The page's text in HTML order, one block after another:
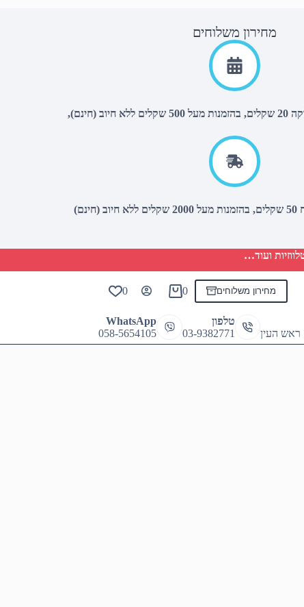
מחירון משלוחים
(חינם),
ועוד…
מחירון משלוחים
Shopping
0
0
טלפון
03-9382771
WhatsApp
058-5654105